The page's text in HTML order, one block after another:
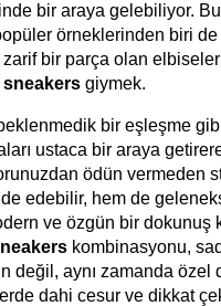
bir araya gelebiliyor.
örneklerinden biri
bir parça olan
sneakers giymek.
beklenmedik bir eşleşme
ustaca bir araya
ödün vermeden
edebilir, hem de
ve özgün bir dokunuş
kombinasyonu,
değil, aynı zamanda özel
dahi cesur ve dikkat